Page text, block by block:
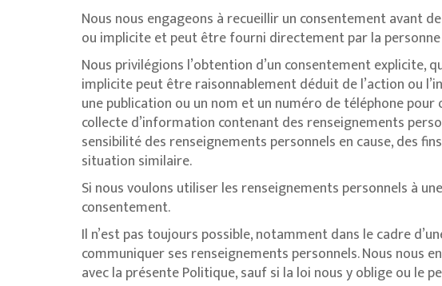
Nous nous engageons à recueillir un consentement avant
ou implicite et peut être fourni directement par la
Nous privilégions l’obtention d’un consentement
implicite peut être raisonnablement déduit de l’action ou
une publication ou un nom et un numéro de téléphone
collecte d’information contenant des renseignements
sensibilité des renseignements personnels en cause, des
situation similaire.
Si nous voulons utiliser les renseignements personnels à
consentement.
Il n’est pas toujours possible, notamment dans le cadre
communiquer ses renseignements personnels. Nous nous
avec la présente Politique, sauf si la loi nous y oblige ou le